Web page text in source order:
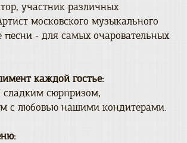
участник различных
московского музыкального
песни - для самых очаровательных
каждой гостье:
сладким сюрпризом,
с любовью нашими кондитерами.